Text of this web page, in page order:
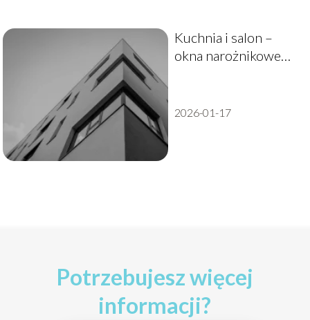
Kuchnia i salon –
okna narożnikowe
2026-01-17
Potrzebujesz więcej
informacji?